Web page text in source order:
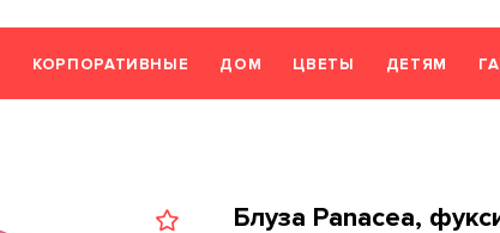
КОРПОРАТИВНЫЕ ДОМ ЦВЕТЫ ДЕТЯМ
Блуза Panacea,